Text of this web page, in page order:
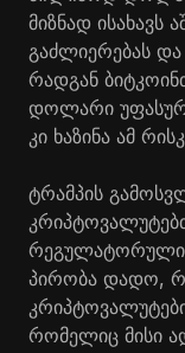
მიზნად ისახავს
გაძლიერებას
რადგან
დოლარი
კი ხაზინა ამ
ტრამპის
რეგულატორული
პირობა დადო,
რომელიც მისი